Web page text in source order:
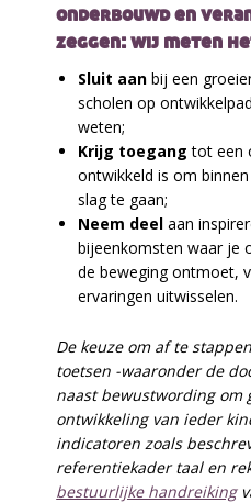
onderbouwd en
zeggen: wij meten
Sluit aan bij een
scholen op
weten;
Krijg toegang tot een
ontwikkeld is om
slag te gaan;
Neem deel aan
bijeenkomsten waar je
de beweging ontmoet,
ervaringen uitwisselen.
De keuze om af te
toetsen -waaronder de
naast bewustwording om
ontwikkeling van ieder
indicatoren zoals
referentiekader taal en
bestuurlijke handreiking